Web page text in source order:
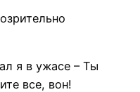
я в ужасе – Ты
все, вон!